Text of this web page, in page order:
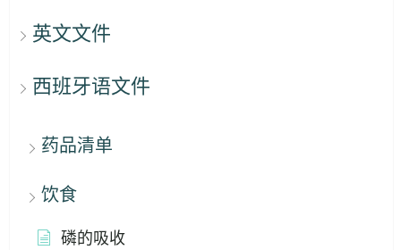
英文文件
西班牙语文件
药品清单
饮食
磷的吸收